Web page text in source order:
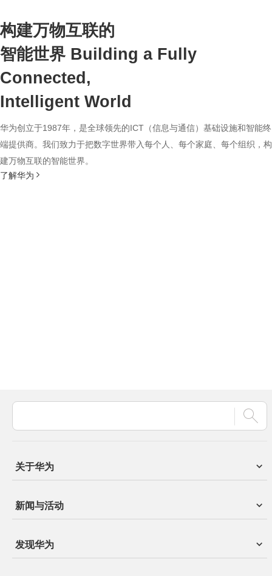
构建万物互联的
智能世界 Building a Fully
Connected,
Intelligent World
华为创立于1987年，是全球领先的ICT（信息与通信）基础设施和智能终
端提供商。我们致力于把数字世界带入每个人、每个家庭、每个组织，构
建万物互联的智能世界。
了解华为
关于华为
新闻与活动
发现华为